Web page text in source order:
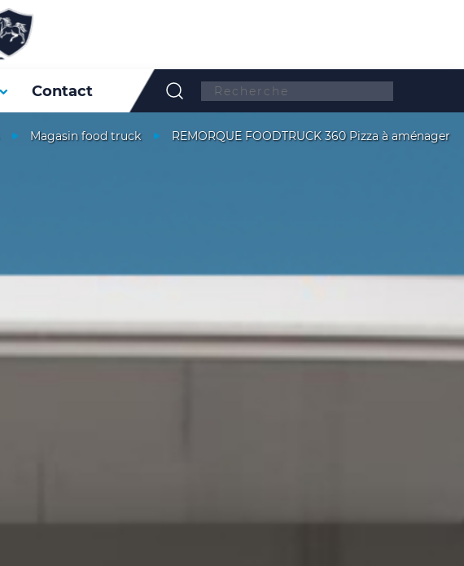
Contact Search:
Magasin food truck REMORQUE FOODTRUCK 360 Pizza à aménager